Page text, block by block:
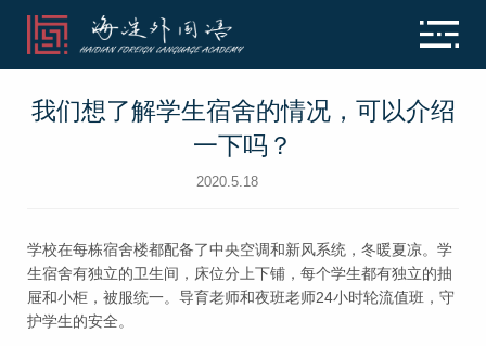
我们想了解学生宿舍的情况，可以介绍
一下吗？
2020.5.18
学校在每栋宿舍楼都配备了中央空调和新风系统，冬暖夏凉。学
生宿舍有独立的卫生间，床位分上下铺，每个学生都有独立的抽
屉和小柜，被服统一。导育老师和夜班老师24小时轮流值班，守
护学生的安全。